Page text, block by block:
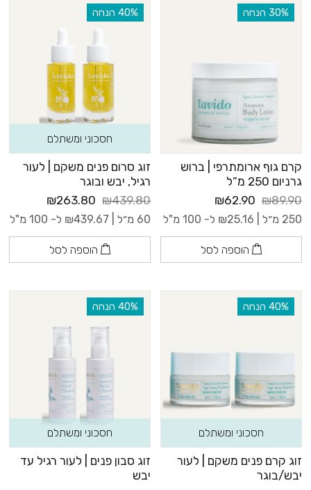
‫30% הנחה
קרם גוף ארומתרפי | ברוש
גרניום 250 מ”ל
₪89.90
₪62.90
250 מ״ל | ₪25.16 ל- 100 מ"ל
הוספה לסל
‫40% הנחה
חסכוני ומשתלם
זוג סרום פנים משקם | לעור
רגיל, יבש ובוגר
₪439.80
₪263.80
60 מ״ל | ₪439.67 ל- 100 מ"ל
הוספה לסל
‫40% הנחה
חסכוני ומשתלם
זוג קרם פנים משקם | לעור
יבש/בוגר
‫40% הנחה
חסכוני ומשתלם
זוג סבון פנים | לעור רגיל עד
יבש